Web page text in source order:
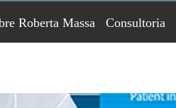
Roberta Massa Consultoria